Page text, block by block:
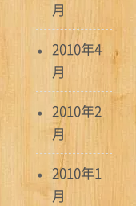
月
2010年4
月
2010年2
月
2010年1
月